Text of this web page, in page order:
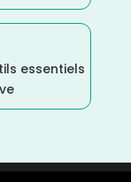
essentiels